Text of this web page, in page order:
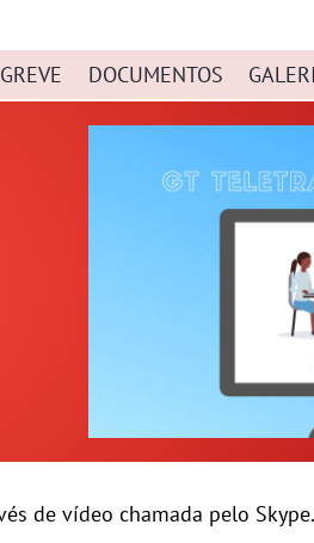
GREVE DOCUMENTOS
de vídeo chamada pelo Skype.